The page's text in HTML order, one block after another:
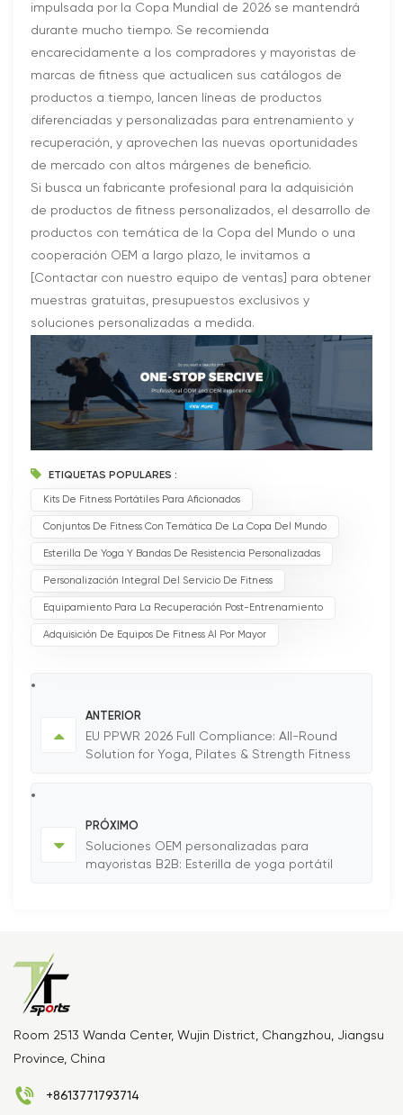
impulsada por la Copa Mundial de 2026 se mantendrá
durante mucho tiempo. Se recomienda
encarecidamente a los compradores y mayoristas de
marcas de fitness que actualicen sus catálogos de
productos a tiempo, lancen líneas de productos
diferenciadas y personalizadas para entrenamiento y
recuperación, y aprovechen las nuevas oportunidades
de mercado con altos márgenes de beneficio.
Si busca un fabricante profesional para la adquisición
de productos de fitness personalizados, el desarrollo de
productos con temática de la Copa del Mundo o una
cooperación OEM a largo plazo, le invitamos a
[Contactar con nuestro equipo de ventas] para obtener
muestras gratuitas, presupuestos exclusivos y
soluciones personalizadas a medida.
ETIQUETAS POPULARES :
Kits De Fitness Portátiles Para Aficionados
Conjuntos De Fitness Con Temática De La Copa Del Mundo
Esterilla De Yoga Y Bandas De Resistencia Personalizadas
Personalización Integral Del Servicio De Fitness
Equipamiento Para La Recuperación Post-Entrenamiento
Adquisición De Equipos De Fitness Al Por Mayor
ANTERIOR
EU PPWR 2026 Full Compliance: All-Round
Solution for Yoga, Pilates & Strength Fitness
PRÓXIMO
Soluciones OEM personalizadas para
mayoristas B2B: Esterilla de yoga portátil
Room 2513 Wanda Center, Wujin District, Changzhou, Jiangsu
Province, China
+8613771793714